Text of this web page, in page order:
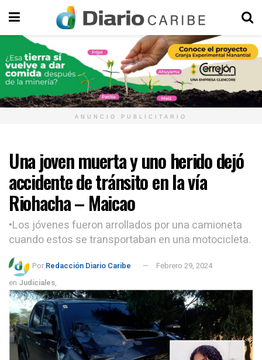
ANUNCIO PUBLICITARIO
Una joven muerta y uno herido dejó
accidente de tránsito en la vía
Riohacha – Maicao
•Los jóvenes fueron arrollados por una camioneta
cuando estos se transportaban en una motocicleta.
Por:Redacción Diario Caribe
Febrero 29, 2024
en Judiciales,